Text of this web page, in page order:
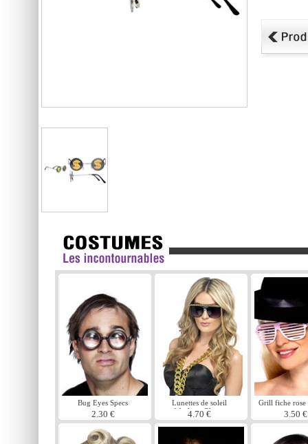
Bug Eyes Specs
2.30 €
Lunettes de soleil
fabuleux Ghetto
4.70 €
Grill fiche rose
assortis
3.50 €